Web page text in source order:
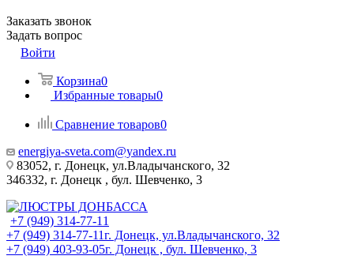
Заказать звонок
Задать вопрос
Войти
Корзина0
Избранные товары0
Сравнение товаров0
energiya-sveta.com@yandex.ru
83052, г. Донецк, ул.Владычанского, 32
346332, г. Донецк , бул. Шевченко, 3
+7 (949) 314-77-11
+7 (949) 314-77-11г. Донецк, ул.Владычанского, 32
+7 (949) 403-93-05г. Донецк , бул. Шевченко, 3